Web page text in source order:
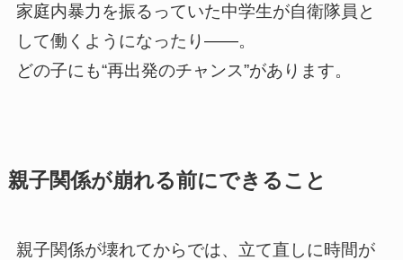
家庭内暴力を振るっていた中学生が自衛隊員と
して働くようになったり——。
どの子にも“再出発のチャンス”があります。
親子関係が崩れる前にできること
親子関係が壊れてからでは、立て直しに時間が